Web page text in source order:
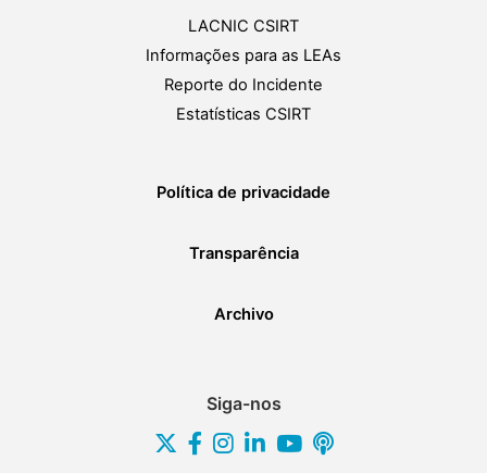
LACNIC CSIRT
Informações para as LEAs
Reporte do Incidente
Estatísticas CSIRT
Política de privacidade
Transparência
Archivo
Siga-nos